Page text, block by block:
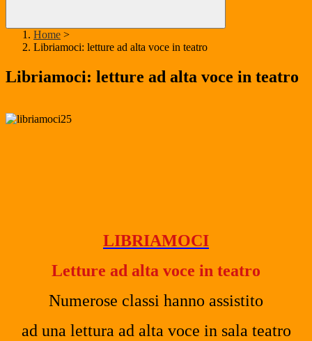
Home >
Libriamoci: letture ad alta voce in teatro
Libriamoci: letture ad alta voce in teatro
LIBRIAMOCI
Letture ad alta voce in teatro
Numerose classi hanno assistito
ad una lettura ad alta voce in sala teatro